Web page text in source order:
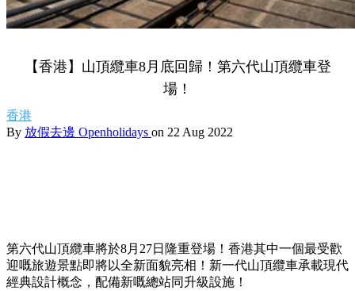
【香港】山頂纜車8月底回歸！第六代山頂纜車登
場！
香港
By 放假去邊 Openholidays on 22 Aug 2022
第六代山頂纜車將於8月27日隆重登場！香港其中一個最受歡
迎嘅旅遊景點即將以全新面貌亮相！新一代山頂纜車承載現代
經典設計概念，配備新嘅總站同升級設施！